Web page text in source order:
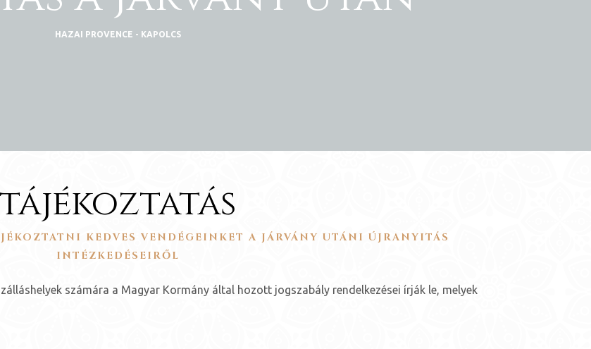
HAZAI PROVENCE - KAPOLCS
KEDVES VENDÉGEINKET A JÁRVÁNY UTÁNI ÚJRANYITÁS
INTÉZKEDÉSEIRŐL
tájékoztatás
számára a Magyar Kormány által hozott jogszabály rendelkezései írják le, melyek